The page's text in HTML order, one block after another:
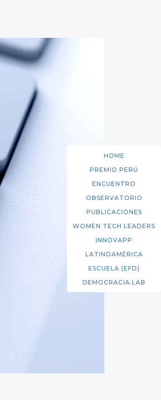
HOME
PREMIO PERÚ
ENCUENTRO
OBSERVATORIO
PUBLICACIONES
WOMEN TECH LEADERS
INNOVAPP
LATINOAMÉRICA
ESCUELA (EFD)
DEMOCRACIA.LAB